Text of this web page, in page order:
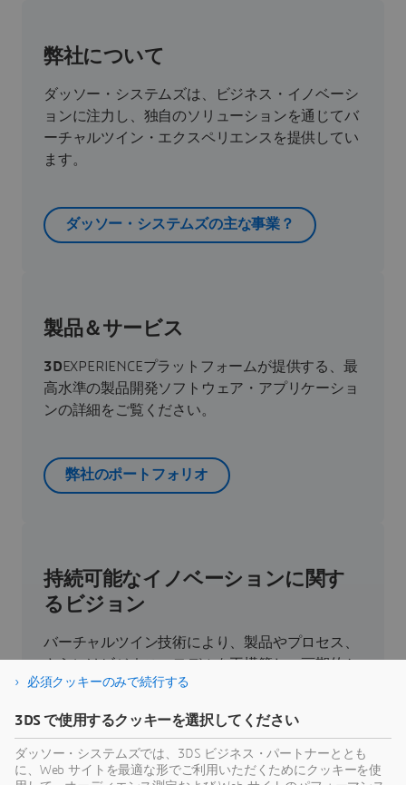
弊社について
ダッソー・システムズは、ビジネス・イノベーシ
ョンに注力し、独自のソリューションを通じてバ
ーチャルツイン・エクスペリエンスを提供してい
ます。
ダッソー・システムズの主な事業？
製品＆サービス
3DEXPERIENCEプラットフォームが提供する、最
高水準の製品開発ソフトウェア・アプリケーショ
ンの詳細をご覧ください。
弊社のポートフォリオ
持続可能なイノベーションに関す
るビジョン
バーチャルツイン技術により、製品やプロセス、
さらにはビジネス・モデルを再構築し、画期的か
つ持続可能なイノベーションを実現できます。
持続可能性
必須クッキーのみで続行する
3DS で使用するクッキーを選択してください
ダッソー・システムズでは、3DS ビジネス・パートナーととも
に、Web サイトを最適な形でご利用いただくためにクッキーを使